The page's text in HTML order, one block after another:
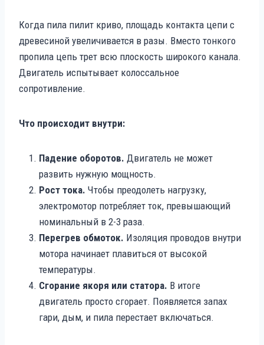
Когда пила пилит криво, площадь контакта цепи с
древесиной увеличивается в разы. Вместо тонкого
пропила цепь трет всю плоскость широкого канала.
Двигатель испытывает колоссальное
сопротивление.
Что происходит внутри:
Падение оборотов. Двигатель не может
развить нужную мощность.
Рост тока. Чтобы преодолеть нагрузку,
электромотор потребляет ток, превышающий
номинальный в 2-3 раза.
Перегрев обмоток. Изоляция проводов внутри
мотора начинает плавиться от высокой
температуры.
Сгорание якоря или статора. В итоге
двигатель просто сгорает. Появляется запах
гари, дым, и пила перестает включаться.